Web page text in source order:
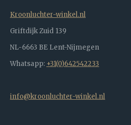
Kroonluchter-winkel.nl
Griftdijk Zuid 139
NL-6663 BE Lent-Nijmegen
Whatsapp: +31(0)642542233
info@kroonluchter-winkel.nl